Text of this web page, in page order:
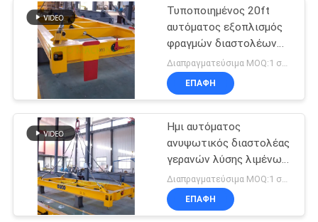
Τυποποιημένος 20ft
αυτόματος εξοπλισμός
φραγμών διαστολέων
εμπορευματοκιβωτίων
ανυψωτικός
ΕΠΑΦΉ
Ημι αυτόματος
ανυψωτικός διαστολέας
γερανών λύσης λιμένων
20ft
ΕΠΑΦΉ